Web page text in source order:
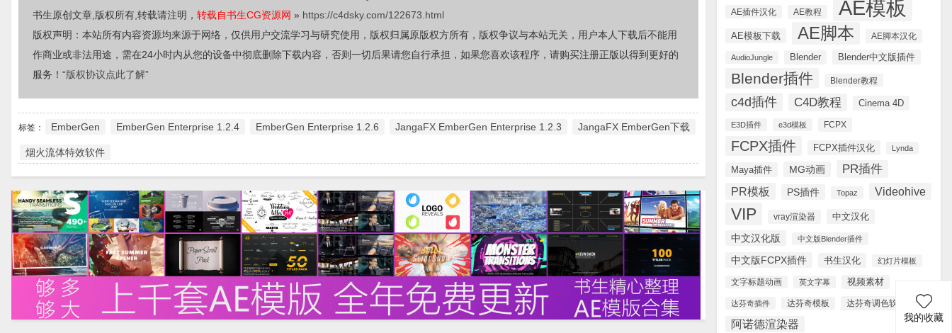
AE插件汉化 AE教程 AE模板
AE模板下载 AE脚本 AE脚本汉化
AudioJungle Blender Blender中文版插件
Blender插件 Blender教程
c4d插件 C4D教程 Cinema 4D
E3D插件 e3d模板 FCPX
FCPX插件 FCPX插件汉化 Lynda
Maya插件 MG动画 PR插件
PR模板 PS插件 Topaz Videohive
VIP vray渲染器 中文汉化
中文汉化版 中文版Blender插件
中文版FCPX插件 书生汉化 幻灯片模板
文字标题动画 英文字幕 视频素材
达芬奇插件 达芬奇模板 达芬奇调色软件
阿诺德渲染器
书生原创文章,版权所有,转载请注明， 转载自书生CG资源网 » https://c4dsky.com/122673.html
版权声明：本站所有内容资源均来源于网络，仅供用户交流学习与研究使用，版权归属原版权方所有，版权争议与本站无关，用户本人下载后不能用
作商业或非法用途，需在24小时内从您的设备中彻底删除下载内容，否则一切后果请您自行承担，如果您喜欢该程序，请购买注册正版以得到更好的
服务！ “版权协议点此了解”
标签： EmberGen EmberGen Enterprise 1.2.4 EmberGen Enterprise 1.2.6 JangaFX EmberGen Enterprise 1.2.3 JangaFX EmberGen下载
烟火流体特效软件
我的收藏